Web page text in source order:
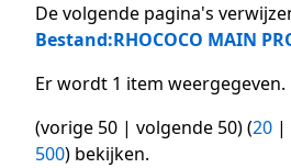
De volgende pagina's
Bestand:RHOCOCO MAIN
Er wordt 1 item weergegeven.
(vorige 50 | volgende 50) (20 |
500) bekijken.